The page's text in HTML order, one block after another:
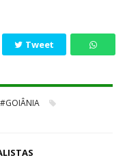
Tweet
#GOIÂNIA